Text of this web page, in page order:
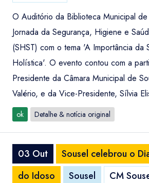
O Auditório da Biblioteca Municipal
Jornada da Segurança, Higiene e
(SHST) com o tema 'A Importância da
Holística'. O evento contou com a
Presidente da Câmara Municipal de
Valério, e da Vice-Presidente, Sílvia
ok Detalhe & notícia original
03 Out
Sousel celebrou o
do Idoso
Sousel CM